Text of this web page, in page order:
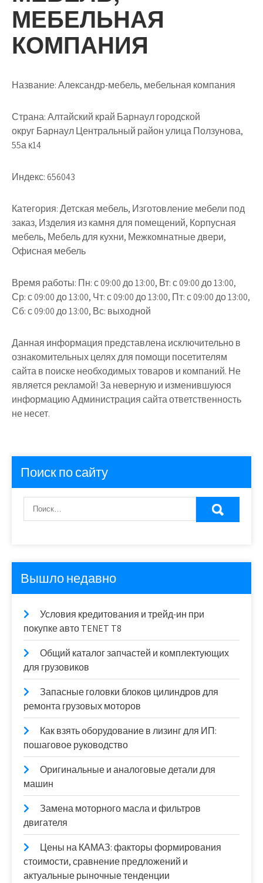
МЕБЕЛЬНАЯ
КОМПАНИЯ
Название:Александр-мебель, мебельная компания
Страна:Алтайский край Барнаул городской
округ Барнаул Центральный район улица Ползунова,
55а к14
Индекс:656043
Категория:Детская мебель, Изготовление мебели под
заказ, Изделия из камня для помещений, Корпусная
мебель, Мебель для кухни, Межкомнатные двери,
Офисная мебель
Время работы: Пн: с 09:00 до 13:00, Вт: с 09:00 до 13:00,
Ср: с 09:00 до 13:00, Чт: с 09:00 до 13:00, Пт: с 09:00 до 13:00,
Сб: с 09:00 до 13:00, Вс: выходной
Данная информация представлена исключительно в
ознакомительных целях для помощи посетителям
сайта в поиске необходимых товаров и компаний. Не
является рекламой! За неверную и изменившуюся
информацию Администрация сайта ответственность
не несет.
Поиск по сайту
Вышло недавно
Условия кредитования и трейд-ин при
покупке авто TENET T8
Общий каталог запчастей и комплектующих
для грузовиков
Запасные головки блоков цилиндров для
ремонта грузовых моторов
Как взять оборудование в лизинг для ИП:
пошаговое руководство
Оригинальные и аналоговые детали для
машин
Замена моторного масла и фильтров
двигателя
Цены на КАМАЗ: факторы формирования
стоимости, сравнение предложений и
актуальные рыночные тенденции